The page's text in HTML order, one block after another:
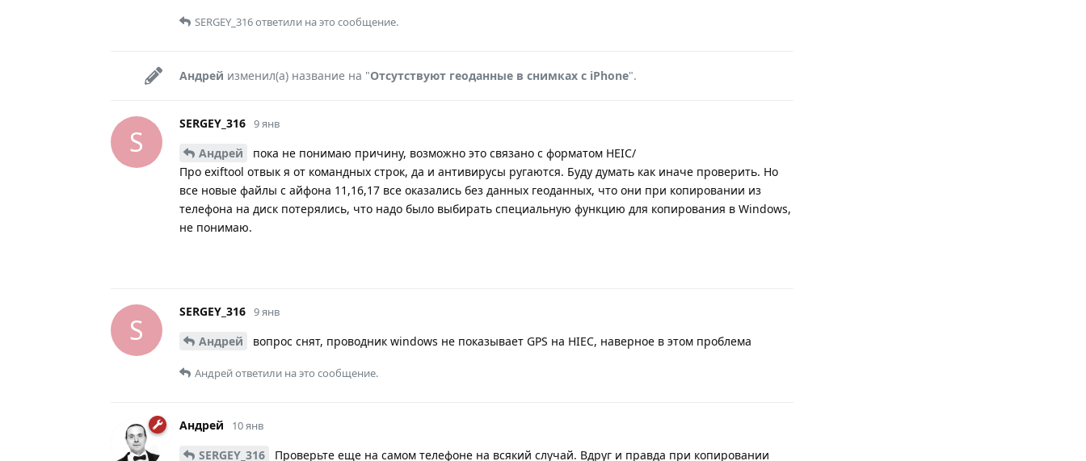
SERGEY_316ответили на это сообщение.
Андрей изменил(а) название на "Отсутствуют геоданные в снимках с iPhone".
S
SERGEY_316 9 янв
Андрей
пока не понимаю причину, возможно это связано с форматом HEIC/
Про exiftool отвык я от командных строк, да и антивирусы ругаются. Буду думать как иначе проверить. Но
все новые файлы с айфона 11,16,17 все оказались без данных геоданных, что они при копировании из
телефона на диск потерялись, что надо было выбирать специальную функцию для копирования в Windows,
не понимаю.
S
SERGEY_316 9 янв
Андрей вопрос снят, проводник windows не показывает GPS на HIEC, наверное в этом проблема
Андрейответили на это сообщение.
Андрей 10 янв
SERGEY_316 Проверьте еще на самом телефоне на всякий случай. Вдруг и правда при копировании